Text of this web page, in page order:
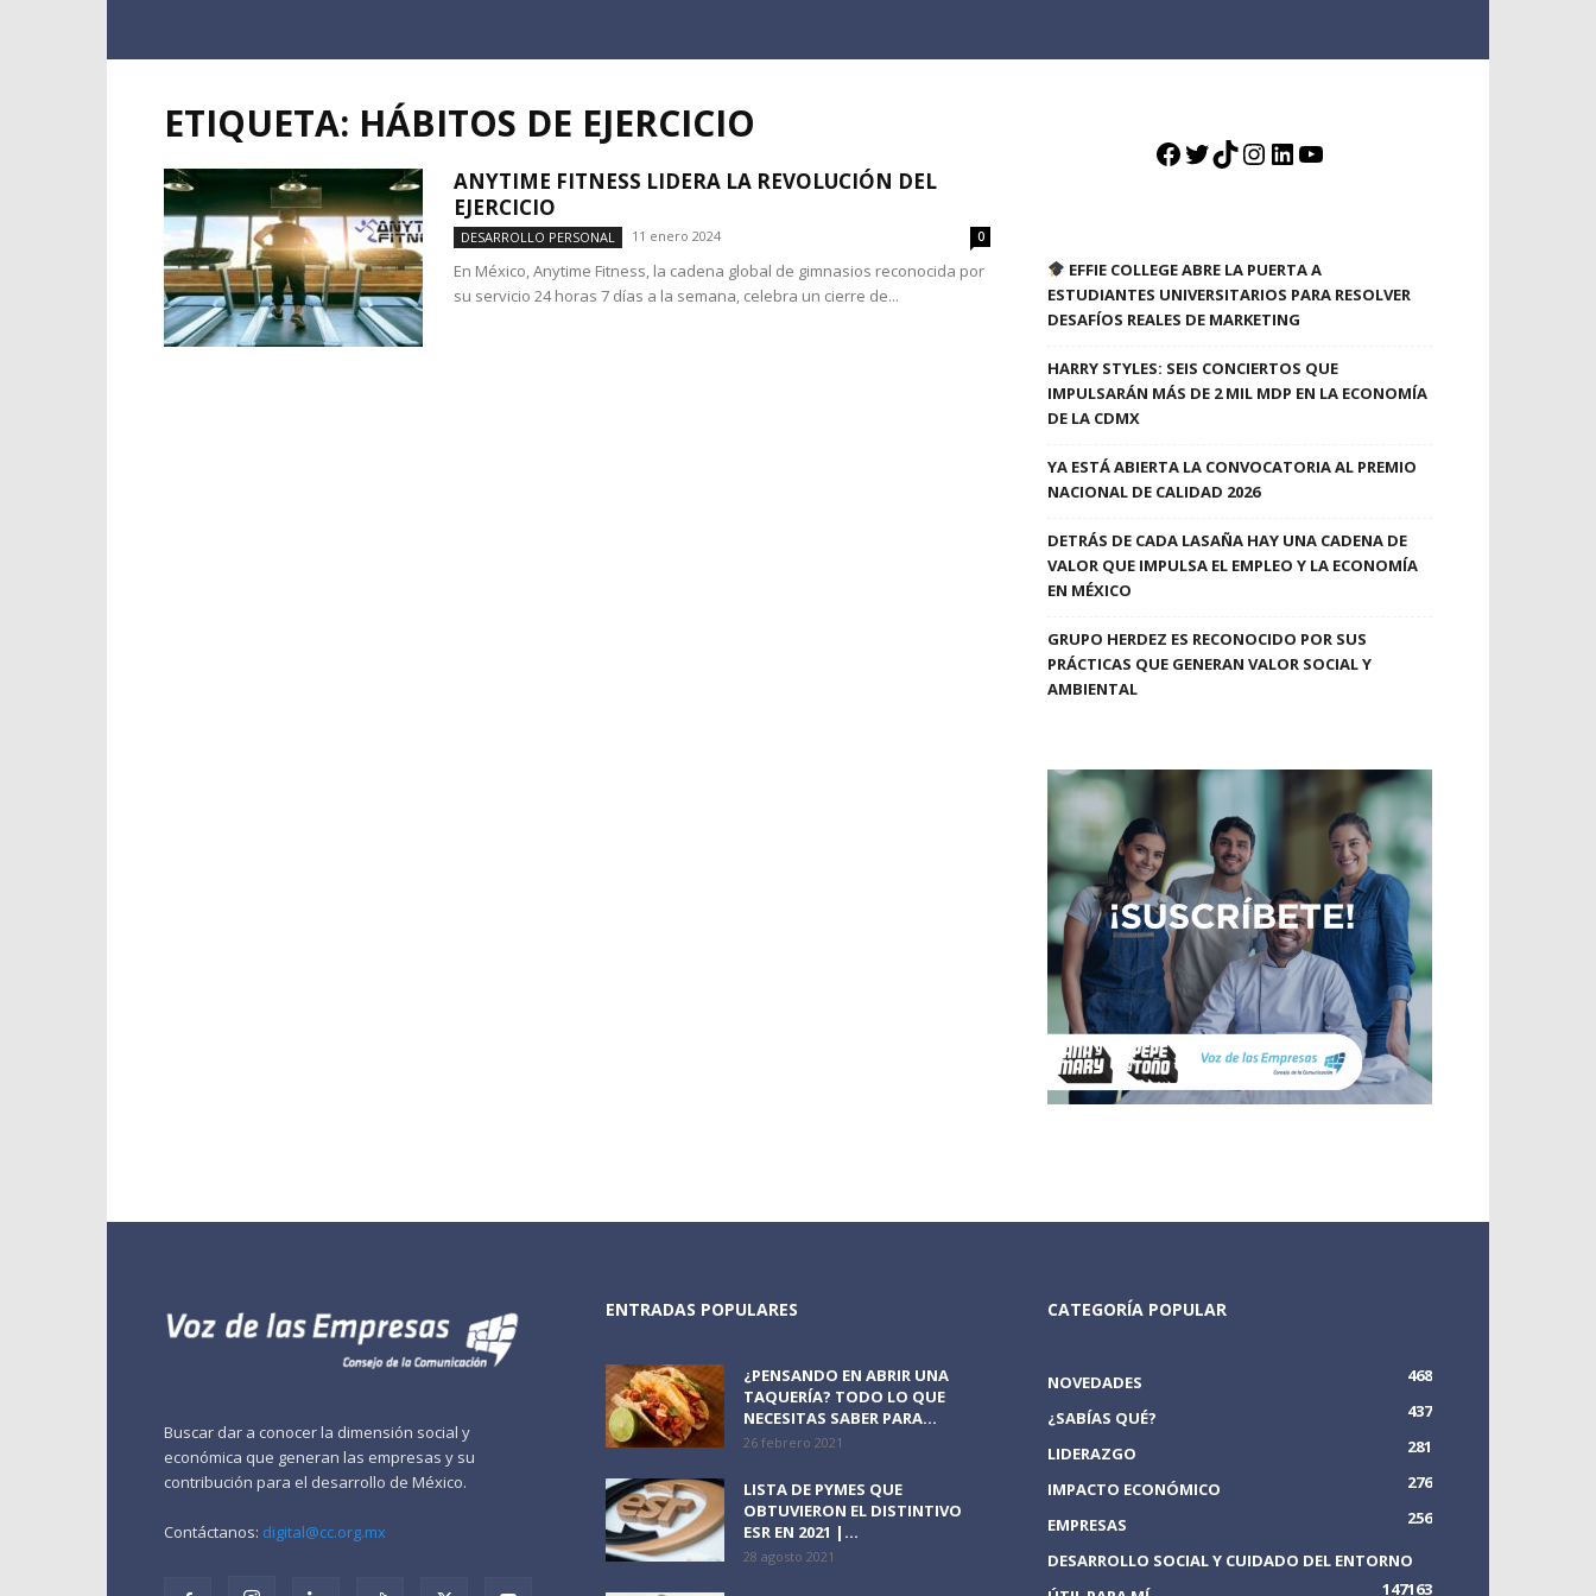
ETIQUETA: HÁBITOS DE EJERCICIO
ANYTIME FITNESS LIDERA LA REVOLUCIÓN DEL
EJERCICIO
DESARROLLO PERSONAL 11 enero 2024 0
En México, Anytime Fitness, la cadena global de gimnasios reconocida por
su servicio 24 horas 7 días a la semana, celebra un cierre de...
Facebook
Twitter
TikTok
Instagram
LinkedIn
YouTube
EFFIE COLLEGE ABRE LA PUERTA A
ESTUDIANTES UNIVERSITARIOS PARA RESOLVER
DESAFÍOS REALES DE MARKETING
HARRY STYLES: SEIS CONCIERTOS QUE
IMPULSARÁN MÁS DE 2 MIL MDP EN LA ECONOMÍA
DE LA CDMX
YA ESTÁ ABIERTA LA CONVOCATORIA AL PREMIO
NACIONAL DE CALIDAD 2026
DETRÁS DE CADA LASAÑA HAY UNA CADENA DE
VALOR QUE IMPULSA EL EMPLEO Y LA ECONOMÍA
EN MÉXICO
GRUPO HERDEZ ES RECONOCIDO POR SUS
PRÁCTICAS QUE GENERAN VALOR SOCIAL Y
AMBIENTAL
Buscar dar a conocer la dimensión social y
económica que generan las empresas y su
contribución para el desarrollo de México.
Contáctanos: digital@cc.org.mx
ENTRADAS POPULARES
¿PENSANDO EN ABRIR UNA
TAQUERÍA? TODO LO QUE
NECESITAS SABER PARA...
26 febrero 2021
LISTA DE PYMES QUE
OBTUVIERON EL DISTINTIVO
ESR EN 2021 |...
28 agosto 2021
CATEGORÍA POPULAR
NOVEDADES
468
¿SABÍAS QUÉ?
437
LIDERAZGO
281
IMPACTO ECONÓMICO
276
EMPRESAS
256
DESARROLLO SOCIAL Y CUIDADO DEL ENTORNO
163
147